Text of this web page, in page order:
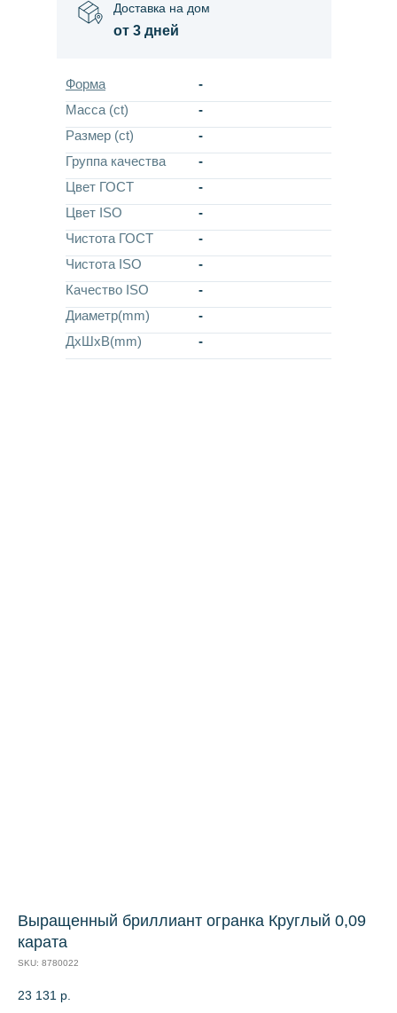
от 3 дней
Доставка на дом
Форма
-
Масса (ct)
-
Размер (ct)
-
Группа качества
-
Цвет ГОСТ
-
Цвет ISO
-
Чистота ГОСТ
-
Чистота ISO
-
Качество ISO
-
Диаметр(mm)
-
ДхШхВ(mm)
-
Выращенный бриллиант огранка Круглый 0,09
карата
SKU: 8780022
23 131 р.